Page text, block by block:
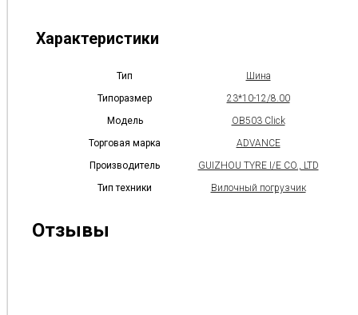
Характеристики
Тип
Шина
Типоразмер
23*10-12/8.00
Модель
OB503 Click
Торговая марка
ADVANCE
Производитель
GUIZHOU TYRE I/E CO., LTD
Тип техники
Вилочный погрузчик
Отзывы